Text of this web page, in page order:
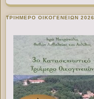
ΤΡΙΗΜΕΡΟ ΟΙΚΟΓΕΝΕΙΩΝ 2026